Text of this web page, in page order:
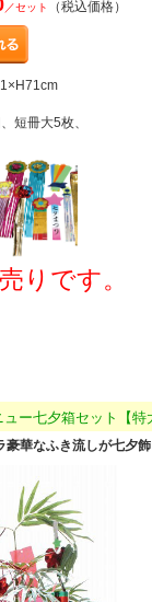
／セット （税込価格）
短冊大5枚、
りです。
ー七夕箱セット【特
豪華なふき流しが七夕